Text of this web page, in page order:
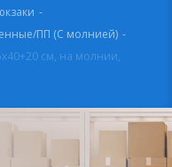
-
ПП (С молнией) -
см, на молнии,